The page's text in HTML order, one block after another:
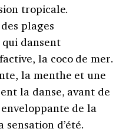
tropicale.
plages
dansent
la coco de mer.
la menthe et une
la danse, avant de
de la
d’été.